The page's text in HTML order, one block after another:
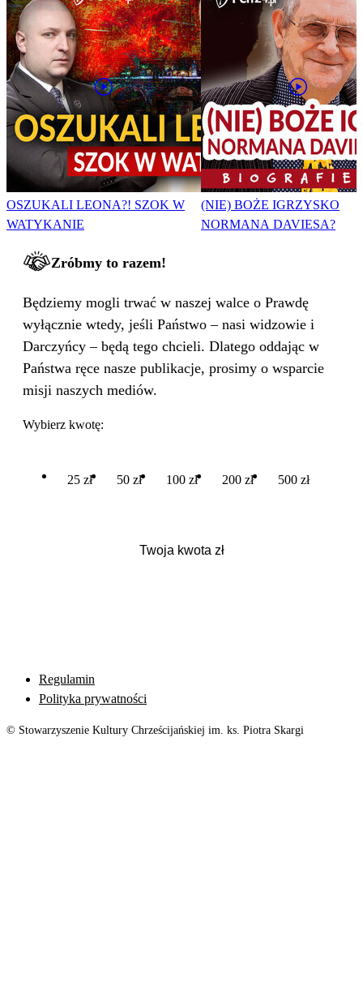
OSZUKALI LEONA?! SZOK W
WATYKANIE
(NIE) BOŻE IGRZYSKO
NORMANA DAVIESA?
Zróbmy to razem!
Będziemy mogli trwać w naszej walce o Prawdę
wyłącznie wtedy, jeśli Państwo – nasi widzowie i
Darczyńcy – będą tego chcieli. Dlatego oddając w
Państwa ręce nasze publikacje, prosimy o wsparcie
misji naszych mediów.
Wybierz kwotę:
25 zł 50 zł 100 zł 200 zł 500 zł
Regulamin
Polityka prywatności
© Stowarzyszenie Kultury Chrześcijańskiej im. ks. Piotra Skargi